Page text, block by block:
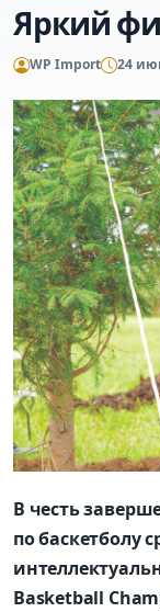
Яркий
WP Import 24
В честь
по баскетболу
Basketball